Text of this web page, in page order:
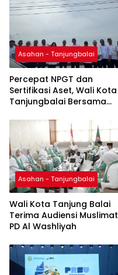
Asahan - Tanjungbalai
Percepat NPGT dan
Sertifikasi Aset, Wali Kota
Tanjungbalai Bersama
Tinjau Pulau Milik Pemko
Asahan - Tanjungbalai
Wali Kota Tanjung Balai
Terima Audiensi Muslimat
PD Al Washliyah